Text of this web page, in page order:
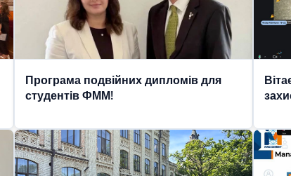
Програма подвійних дипломів для
студентів ФММ!